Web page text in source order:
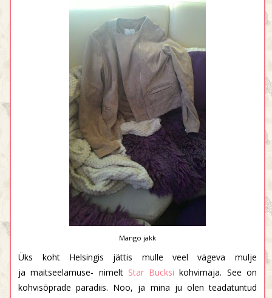
Mango jakk
Üks koht Helsingis jättis mulle veel vägeva mulje
ja maitseelamuse- nimelt Star Bucksikohvimaja. See on
kohvisõprade paradiis. Noo, ja mina ju olen teadatuntud